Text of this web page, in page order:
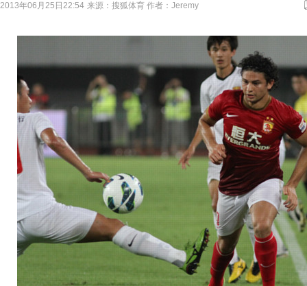
2013年06月25日22:54 来源： 搜狐体育 作者：Jeremy